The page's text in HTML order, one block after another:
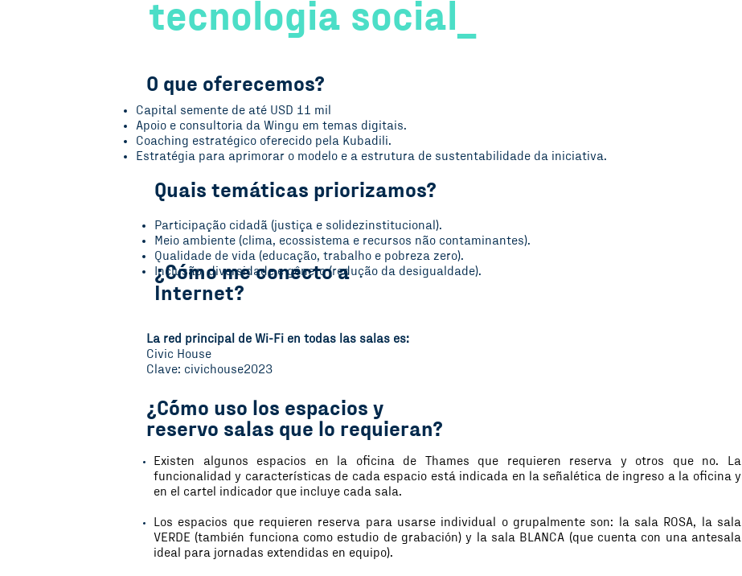
tecnologia social_
O que oferecemos?
Capital semente de até USD 11 mil
Apoio e consultoria da Wingu em temas digitais.
Coaching estratégico oferecido pela Kubadili.
Estratégia para aprimorar o modelo e a estrutura de sustentabilidade da iniciativa.
Quais temáticas priorizamos?
Participação cidadã (justiça e solidezinstitucional).
Meio ambiente (clima, ecossistema e recursos não contaminantes).
Qualidade de vida (educação, trabalho e pobreza zero).
Inclusão, diversidade e gênero (redução da desigualdade).
¿Cómo me conecto a
Internet?
¿C´ómo uso los espacios y
reservo salas que lo requieran?
La red principal de Wi-Fi en todas las salas es:
Civic House
Clave: civichouse2023
Existen algunos espacios en la oficina de Thames que requieren reserva y otros que no. La
funcionalidad y características de cada espacio está indicada en la señalética de ingreso a la oficina y
en el cartel indicador que incluye cada sala.
Los espacios que requieren reserva para usarse individual o grupalmente son: la sala ROSA, la sala
VERDE (también funciona como estudio de grabación) y la sala BLANCA (que cuenta con una antesala
ideal para jornadas extendidas en equipo).